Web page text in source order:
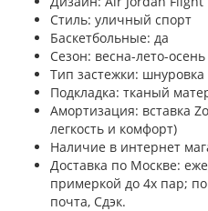
Стиль: уличный спорт
Баскетбольные: да
Сезон: весна-лето-осень
Тип застежки: шнуровка
Подкладка: тканый
Амортизация: вставка
легкость и комфорт)
Наличие в интернет
Доставка по Москве:
примеркой до 4х пар;
почта, Сдэк.